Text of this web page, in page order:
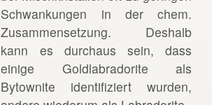
Schwankungen in der chem.
Zusammensetzung. Deshalb
kann es durchaus sein, dass
einige Goldlabradorite als
Bytownite identifiziert wurden,